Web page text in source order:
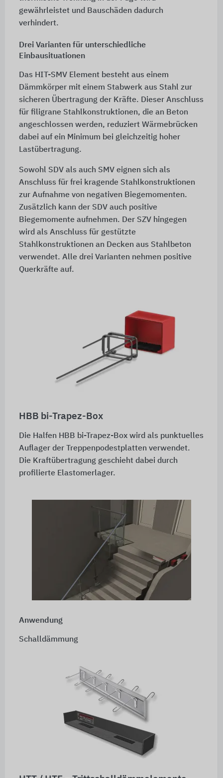
gewährleistet und Bauschäden dadurch
verhindert.
Drei Varianten für unterschiedliche
Einbausituationen
Das HIT-SMV Element besteht aus einem
Dämmkörper mit einem Stabwerk aus Stahl zur
sicheren Übertragung der Kräfte. Dieser Anschluss
für filigrane Stahlkonstruktionen, die an Beton
angeschlossen werden, reduziert Wärmebrücken
dabei auf ein Minimum bei gleichzeitig hoher
Lastübertragung.
Sowohl SDV als auch SMV eignen sich als
Anschluss für frei kragende Stahlkonstruktionen
zur Aufnahme von negativen Biegemomenten.
Zusätzlich kann der SDV auch positive
Biegemomente aufnehmen. Der SZV hingegen
wird als Anschluss für gestützte
Stahlkonstruktionen an Decken aus Stahlbeton
verwendet. Alle drei Varianten nehmen positive
Querkräfte auf.
HBB bi-Trapez-Box
Die Halfen HBB bi-Trapez-Box wird als punktuelles
Auflager der Treppenpodestplatten verwendet.
Die Kraftübertragung geschieht dabei durch
profilierte Elastomerlager.
Anwendung
Schalldämmung